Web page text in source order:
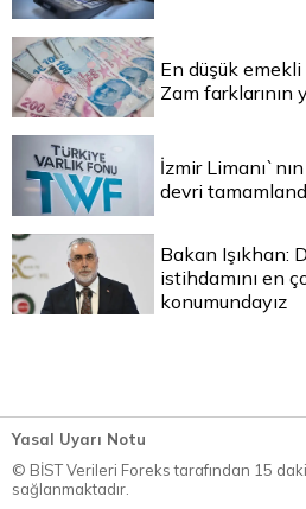
En düşük
Zam farklarının
İzmir
devri
Bakan Işıkhan:
istihdamını en
konumundayız
Yasal Uyarı Notu
© BİST Verileri Foreks tarafından 15
sağlanmaktadır.